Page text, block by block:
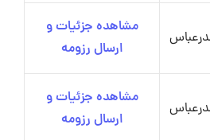
مشاهده جزئیات و
ارسال رزومه
مشاهده جزئیات و
ارسال رزومه